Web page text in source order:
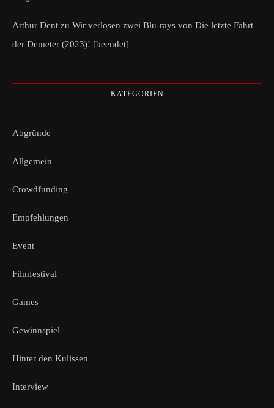
Arthur Dent zu Wir verlosen zwei Blu-rays von Die letzte Fahrt
der Demeter (2023)! [beendet]
KATEGORIEN
Abgründe
Allgemein
Crowdfunding
Empfehlungen
Event
Filmfestival
Games
Gewinnspiel
Hinter den Kulissen
Interview